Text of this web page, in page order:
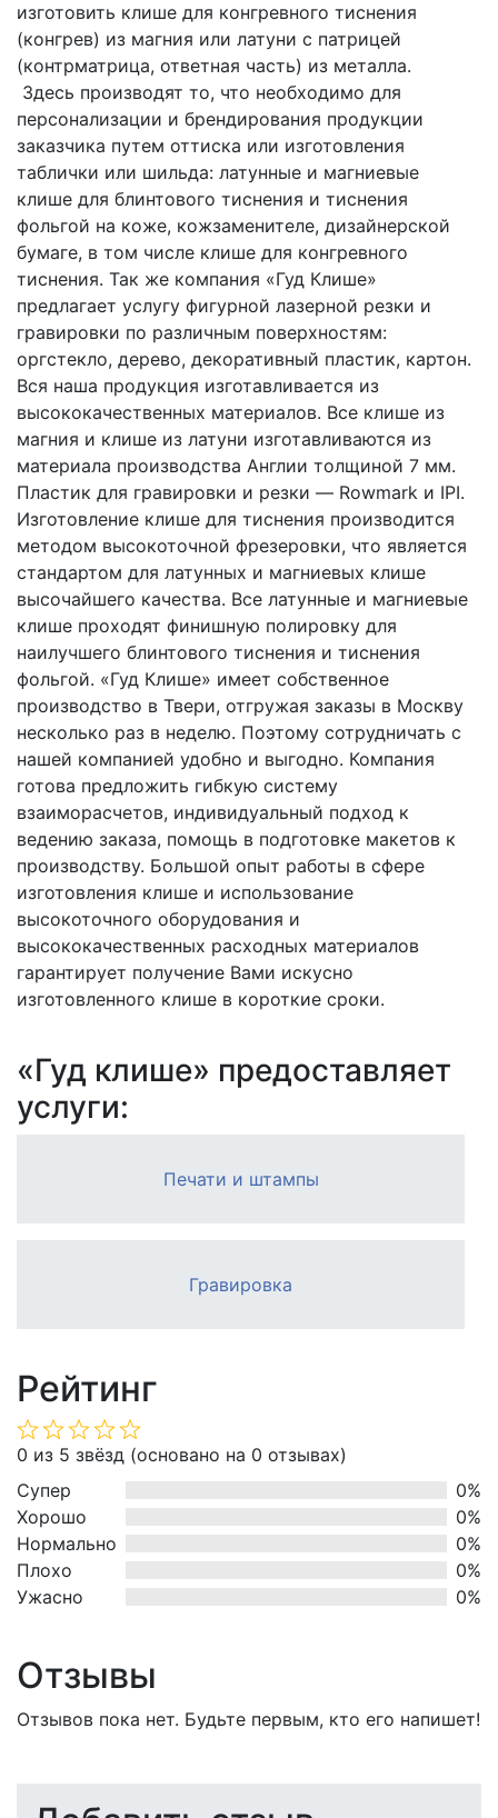
изготовить клише для конгревного тиснения
(конгрев) из магния или латуни с патрицей
(контрматрица, ответная часть) из металла.
Здесь производят то, что необходимо для
персонализации и брендирования продукции
заказчика путем оттиска или изготовления
таблички или шильда: латунные и магниевые
клише для блинтового тиснения и тиснения
фольгой на коже, кожзаменителе, дизайнерской
бумаге, в том числе клише для конгревного
тиснения. Так же компания «Гуд Клише»
предлагает услугу фигурной лазерной резки и
гравировки по различным поверхностям:
оргстекло, дерево, декоративный пластик, картон.
Вся наша продукция изготавливается из
высококачественных материалов. Все клише из
магния и клише из латуни изготавливаются из
материала производства Англии толщиной 7 мм.
Пластик для гравировки и резки — Rowmark и IPI.
Изготовление клише для тиснения производится
методом высокоточной фрезеровки, что является
стандартом для латунных и магниевых клише
высочайшего качества. Все латунные и магниевые
клише проходят финишную полировку для
наилучшего блинтового тиснения и тиснения
фольгой. «Гуд Клише» имеет собственное
производство в Твери, отгружая заказы в Москву
несколько раз в неделю. Поэтому сотрудничать с
нашей компанией удобно и выгодно. Компания
готова предложить гибкую систему
взаиморасчетов, индивидуальный подход к
ведению заказа, помощь в подготовке макетов к
производству. Большой опыт работы в сфере
изготовления клише и использование
высокоточного оборудования и
высококачественных расходных материалов
гарантирует получение Вами искусно
изготовленного клише в короткие сроки.
«Гуд клише» предоставляет
услуги:
Печати и штампы
Гравировка
Рейтинг
Оценка
0
из
5
0 из 5 звёзд (основано на 0 отзывах)
Супер
0%
Хорошо
0%
Нормально
0%
Плохо
0%
Ужасно
0%
Отзывы
Отзывов пока нет. Будьте первым, кто его напишет!